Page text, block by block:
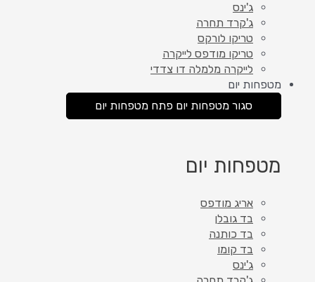
ג'ינס
ג'קרד תחרה
טריקו לורקס
טריקו מודפס לייקרה
לייקרה מלמלה דו צדדי
מטפחות יום
סגור מטפחות יום פתח מטפחות יום
מטפחות יום
אריג מודפס
בד גובלן
בד כותנה
בד קומו
ג'ינס